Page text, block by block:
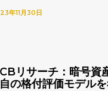
年11月30日
リサーチ：暗号資
の格付評価モデル